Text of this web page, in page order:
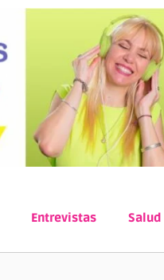
Entrevistas Salud